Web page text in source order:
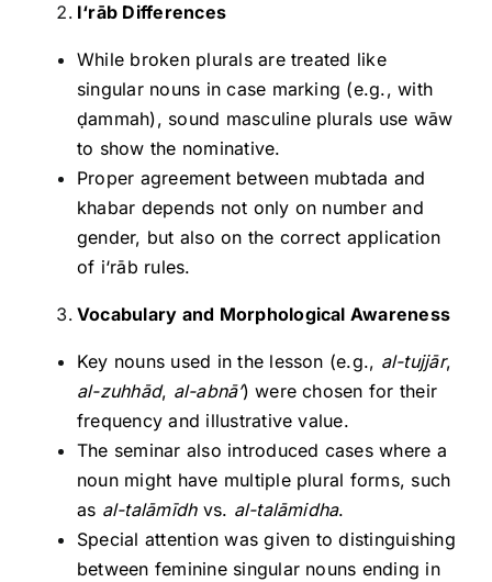
I‘rāb Differences
While broken plurals are treated like
singular nouns in case marking (e.g., with
ḍammah), sound masculine plurals use wāw
to show the nominative.
Proper agreement between mubtada and
khabar depends not only on number and
gender, but also on the correct application
of i‘rāb rules.
Vocabulary and Morphological Awareness
Key nouns used in the lesson (e.g., al-tujjār,
al-zuhhād, al-abnā’) were chosen for their
frequency and illustrative value.
The seminar also introduced cases where a
noun might have multiple plural forms, such
as al-talāmīdhvs. al-talāmidha.
Special attention was given to distinguishing
between feminine singular nouns ending in